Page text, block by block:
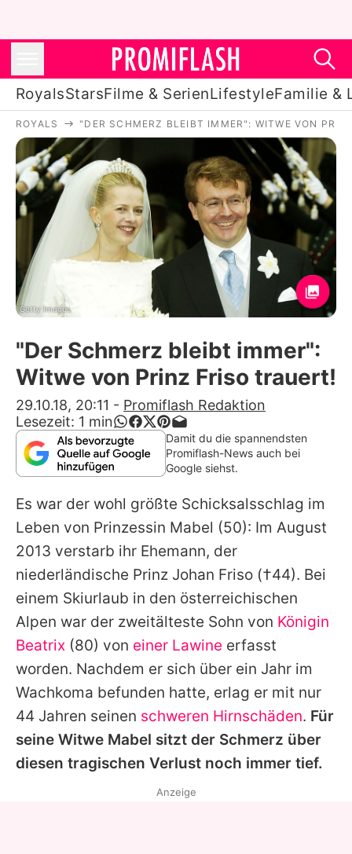
RoyalsStarsFilme & SerienLifestyleFamilie &
Royals
Stars
Filme & Serien
Lifestyle
Familie & Liebe
Promiflash Exklusiv
Alle Themen auf Promiflash
App runterladen
Team
Redaktionelle Richtlinien
Impressum
Datenschutzerklärung
Nutzungsbedingungen
Utiq verwalten
ROYALS "DER SCHMERZ BLEIBT IMMER": WITWE VON
Getty Images
"Der Schmerz bleibt immer":
Witwe von Prinz Friso trauert!
29.10.18, 20:11 - Promiflash Redaktion
Lesezeit: 1 min
Damit du die spannendsten
Promiflash-News auch bei
Google siehst.
Es war der wohl größte Schicksalsschlag im
Leben von Prinzessin Mabel (50): Im August
2013 verstarb ihr Ehemann, der
niederländische Prinz Johan Friso (†44). Bei
einem Skiurlaub in den österreichischen
Alpen war der zweitälteste Sohn von Königin
Beatrix (80) von einer Lawine erfasst
worden. Nachdem er sich über ein Jahr im
Wachkoma befunden hatte, erlag er mit nur
44 Jahren seinen schweren Hirnschäden. Für
seine Witwe Mabel sitzt der Schmerz über
diesen tragischen Verlust noch immer tief.
Anzeige